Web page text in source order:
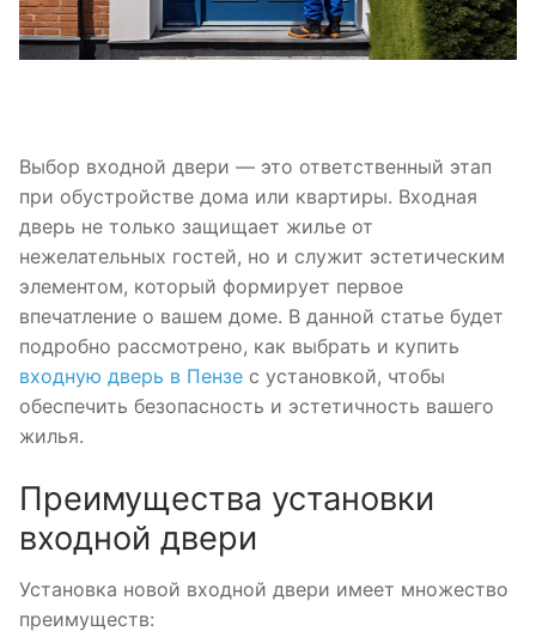
Выбор входной двери — это ответственный этап
при обустройстве дома или квартиры. Входная
дверь не только защищает жилье от
нежелательных гостей, но и служит эстетическим
элементом, который формирует первое
впечатление о вашем доме. В данной статье будет
подробно рассмотрено, как выбрать и купить
входную дверь в Пензе с установкой, чтобы
обеспечить безопасность и эстетичность вашего
жилья.
Преимущества установки
входной двери
Установка новой входной двери имеет множество
преимуществ: